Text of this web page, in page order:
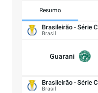
Resumo
Brasileirão - Série C
Brasil
Guarani
Brasileirão - Série C
Brasil